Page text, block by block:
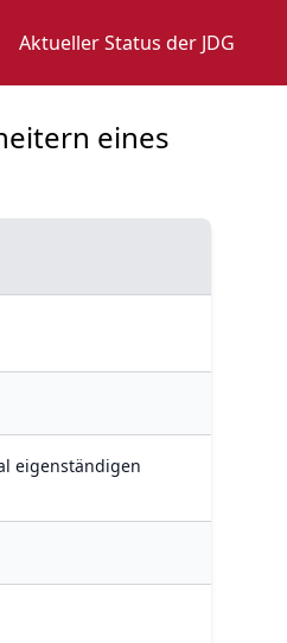
Aktueller Status der JDG
eines
eigenständigen